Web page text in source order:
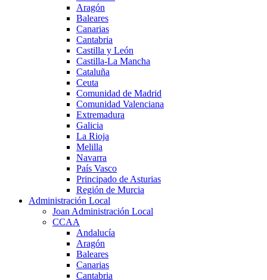
Aragón
Baleares
Canarias
Cantabria
Castilla y León
Castilla-La Mancha
Cataluña
Ceuta
Comunidad de Madrid
Comunidad Valenciana
Extremadura
Galicia
La Rioja
Melilla
Navarra
País Vasco
Principado de Asturias
Región de Murcia
Administración Local
Joan Administración Local
CCAA
Andalucía
Aragón
Baleares
Canarias
Cantabria